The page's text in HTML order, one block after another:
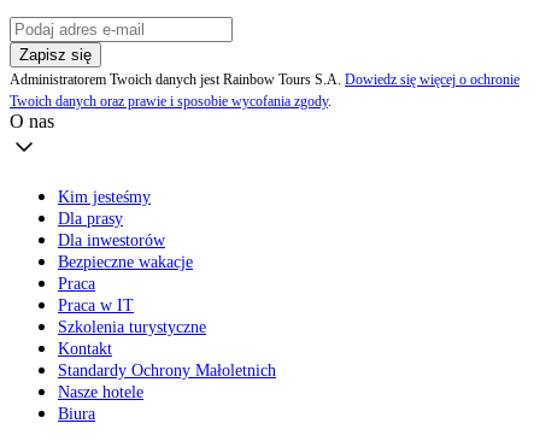
Zapisz się
Administratorem Twoich danych jest Rainbow Tours S.A. Dowiedz się więcej o ochronie
Twoich danych oraz prawie i sposobie wycofania zgody.
O nas
Kim jesteśmy
Dla prasy
Dla inwestorów
Bezpieczne wakacje
Praca
Praca w IT
Szkolenia turystyczne
Kontakt
Standardy Ochrony Małoletnich
Nasze hotele
Biura